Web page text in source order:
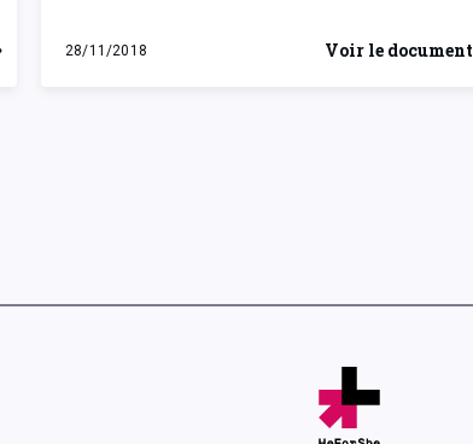
28/11/2018
mercredi 28 novembre 2018
Voir le document